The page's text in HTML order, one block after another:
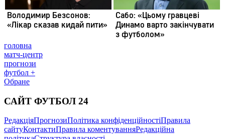
головна
матч-центр
прогнози
футбол +
Обране
САЙТ ФУТБОЛ 24
РедакціяПрогнозиПолітика конфіденційностіПравила
сайтуКонтактиПравила коментуванняРедакційна